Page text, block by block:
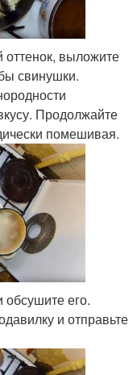
оттенок, выложите
свинушки.
Продолжайте
помешивая.
его.
и отправьте